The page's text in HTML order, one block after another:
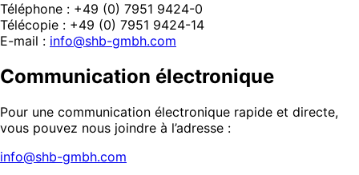
Téléphone : +49 (0) 7951 9424-0
Télécopie : +49 (0) 7951 9424-14
E-mail : info@shb-gmbh.com
Communication électronique
Pour une communication électronique rapide et directe,
vous pouvez nous joindre à l’adresse :
info@shb-gmbh.com